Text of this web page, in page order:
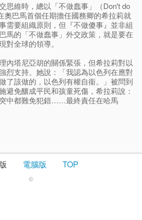
思維時，總以「不做蠢事」（Don't do
奧巴馬首個任期擔任國務卿的希拉莉就
需要組織原則，但『不做傻事』並非組
馬的「不做蠢事」外交政策，就是要在
對全球的領導。
內塔尼亞胡的關係緊張，但希拉莉對以
烈支持。她說：「我認為以色列在應對
了該做的，以色列有權自衞。」被問到
避免釀成平民和孩童死傷，希拉莉說：
突中都難免犯錯……最終責任在哈馬
電腦版 TOP
©